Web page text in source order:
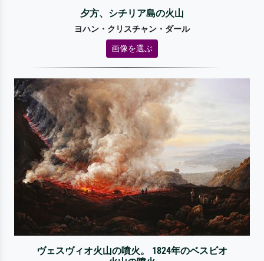
夕方、シチリア島の火山
ヨハン・クリスチャン・ダール
画像を選ぶ
ヴェスヴィオ火山の噴火。 1824年のベスビオ